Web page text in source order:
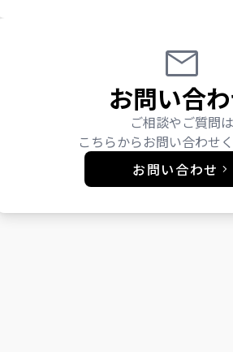
お問い合
ご相談やご質問は
こちらからお問い合わせく
お問い合わせ